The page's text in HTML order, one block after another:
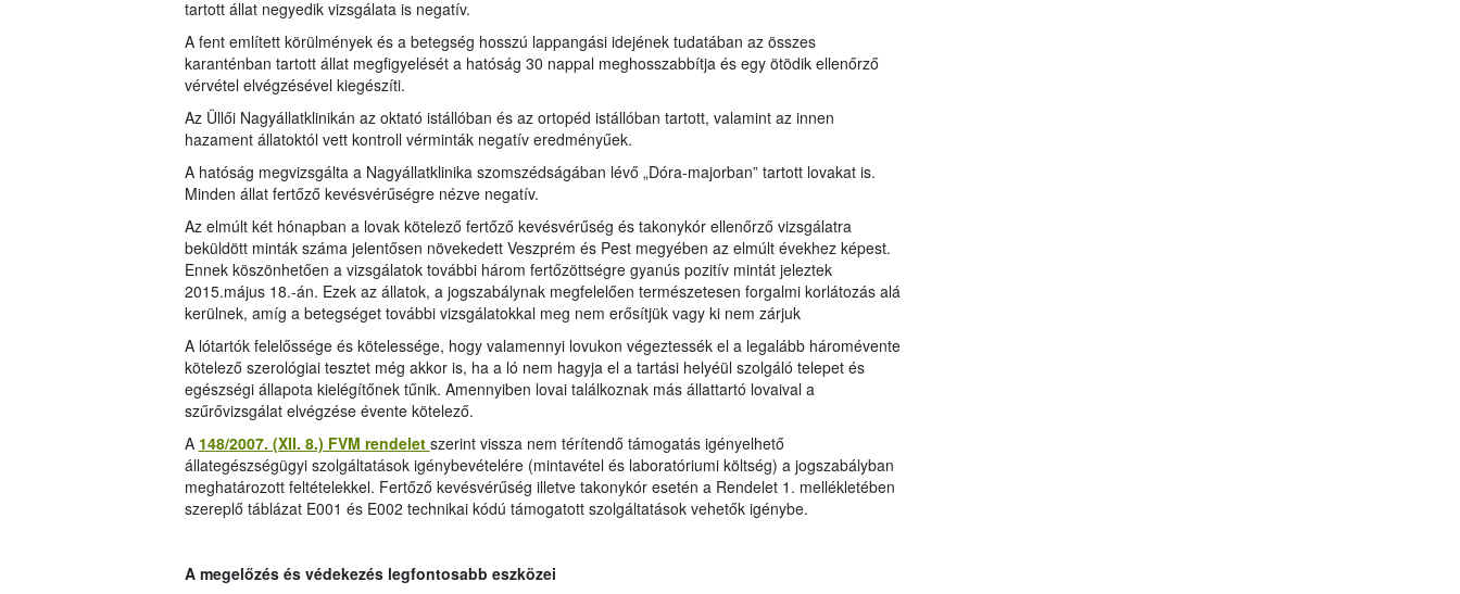
tartott állat negyedik vizsgálata is negatív.
A fent említett körülmények és a betegség hosszú lappangási idejének tudatában az összes
karanténban tartott állat megfigyelését a hatóság 30 nappal meghosszabbítja és egy ötödik ellenőrző
vérvétel elvégzésével kiegészíti.
Az Üllői Nagyállatklinikán az oktató istállóban és az ortopéd istállóban tartott, valamint az innen
hazament állatoktól vett kontroll vérminták negatív eredményűek.
A hatóság megvizsgálta a Nagyállatklinika szomszédságában lévő „Dóra-majorban” tartott lovakat is.
Minden állat fertőző kevésvérűségre nézve negatív.
Az elmúlt két hónapban a lovak kötelező fertőző kevésvérűség és takonykór ellenőrző vizsgálatra
beküldött minták száma jelentősen növekedett Veszprém és Pest megyében az elmúlt évekhez képest.
Ennek köszönhetően a vizsgálatok további három fertőzöttségre gyanús pozitív mintát jeleztek
2015.május 18.-án. Ezek az állatok, a jogszabálynak megfelelően természetesen forgalmi korlátozás alá
kerülnek, amíg a betegséget további vizsgálatokkal meg nem erősítjük vagy ki nem zárjuk
A lótartók felelőssége és kötelessége, hogy valamennyi lovukon végeztessék el a legalább háromévente
kötelező szerológiai tesztet még akkor is, ha a ló nem hagyja el a tartási helyéül szolgáló telepet és
egészségi állapota kielégítőnek tűnik. Amennyiben lovai találkoznak más állattartó lovaival a
szűrővizsgálat elvégzése évente kötelező.
A 148/2007. (XII. 8.) FVM rendelet szerint vissza nem térítendő támogatás igényelhető
állategészségügyi szolgáltatások igénybevételére (mintavétel és laboratóriumi költség) a jogszabályban
meghatározott feltételekkel. Fertőző kevésvérűség illetve takonykór esetén a Rendelet 1. mellékletében
szereplő táblázat E001 és E002 technikai kódú támogatott szolgáltatások vehetők igénybe.
A megelőzés és védekezés legfontosabb eszközei